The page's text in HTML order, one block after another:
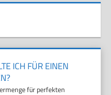
ICH FÜR EINEN
für perfekten